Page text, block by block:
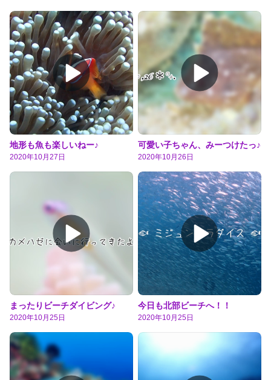
地形も魚も楽しいねー♪
2020年10月27日
可愛い子ちゃん、みーつけたっ♪
2020年10月26日
まったりビーチダイビング♪
2020年10月25日
今日も北部ビーチへ！！
2020年10月25日